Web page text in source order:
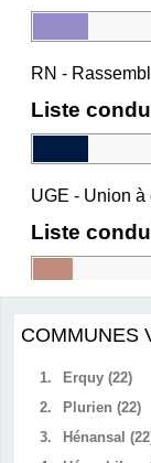
COMMUNES
1.
Erquy (22)
2.
Plurien (22)
3.
Hénansal